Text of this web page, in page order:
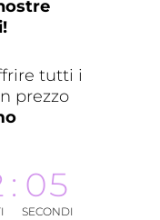
tutti i
prezzo
: 05
SECONDI